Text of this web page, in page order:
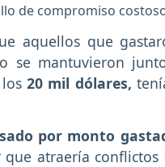
de compromiso
aquellos que
se mantuvieron
los20 mil dólares,
por monto
que atraería